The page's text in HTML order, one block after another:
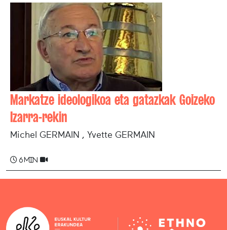
Markatze ideologikoa eta gatazkak Goizeko
Izarra-rekin
Michel GERMAIN , Yvette GERMAIN
6 min